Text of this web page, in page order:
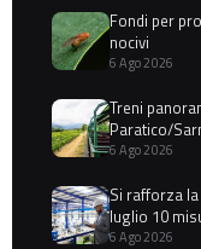
Fondi per
nocivi
6 Ago 2026
Treni
Paratico/
6 Ago 2026
Si rafforza
luglio 10
6 Ago 2026